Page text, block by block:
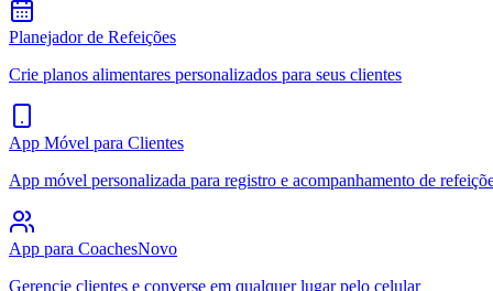
Planejador de Refeições
Crie planos alimentares personalizados para seus clientes
App Móvel para Clientes
App móvel personalizada para registro e acompanhamento de
App para CoachesNovo
Gerencie clientes e converse em qualquer lugar pelo celular